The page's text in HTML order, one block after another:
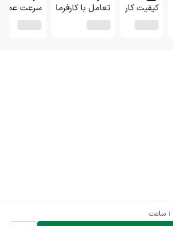
کیفیت کار تعامل با کارفرما سرعت عمل